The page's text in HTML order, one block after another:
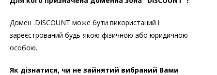
Домен .DISCOUNT може бути використаний і
зареєстрований будь-якою фізичною або юридичною
особою.
Як дізнатися, чи не зайнятий вибраний Вами